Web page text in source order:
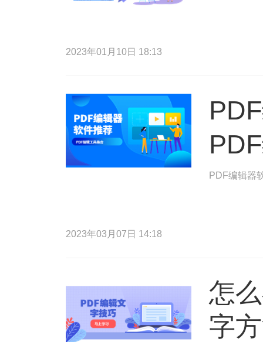
2023年01月10日 18:13
PDF编辑器
2023年03月07日 14:18
怎
字